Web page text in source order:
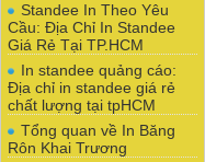
Standee In Theo Yêu
Cầu: Địa Chỉ In Standee
Giá Rẻ Tại TP.HCM
In standee quảng cáo:
Địa chỉ in standee giá rẻ
chất lượng tại tpHCM
Tổng quan về In Băng
Rôn Khai Trương